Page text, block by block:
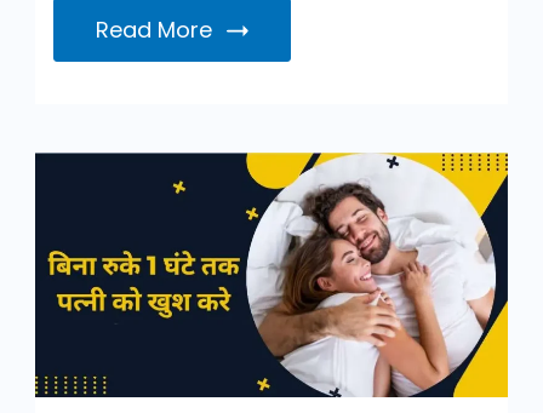
Read More
घंटे
तक
को